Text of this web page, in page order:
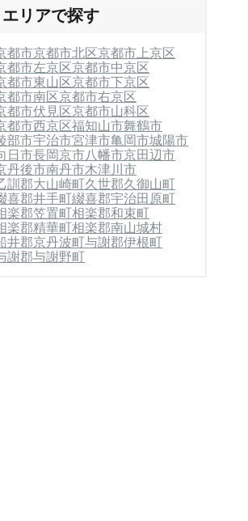
エリアで探す
都市京都市北区京都市上京区
都市左京区京都市中京区
都市東山区京都市下京区
都市南区京都市右京区
都市伏見区京都市山科区
都市西京区福知山市舞鶴市
部市宇治市宮津市亀岡市城陽市
日市長岡京市八幡市京田辺市
丹後市南丹市木津川市
訓郡大山崎町久世郡久御山町
喜郡井手町綴喜郡宇治田原町
楽郡笠置町相楽郡和束町
楽郡精華町相楽郡南山城村
井郡京丹波町与謝郡伊根町
謝郡与謝野町